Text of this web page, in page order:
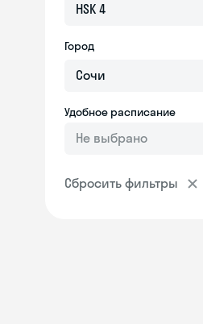
HSK 4
Город
Удобное расписание
Не выбрано
Сбросить фильтры